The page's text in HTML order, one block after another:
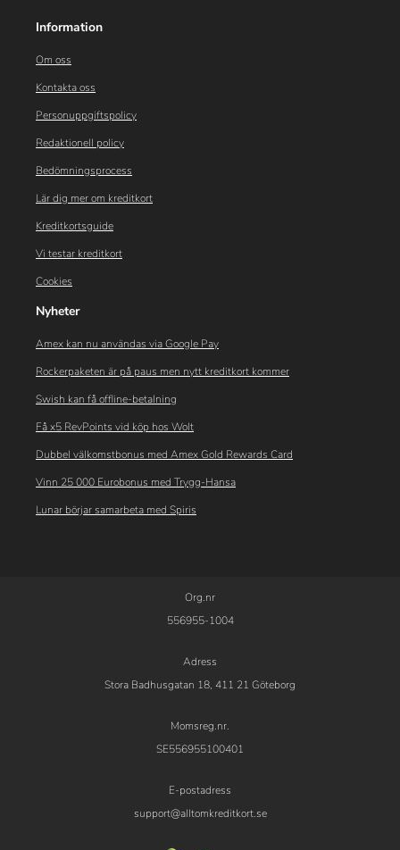
Information
Om oss
Kontakta oss
Personuppgiftspolicy
Redaktionell policy
Bedömningsprocess
Lär dig mer om kreditkort
Kreditkortsguide
Vi testar kreditkort
Cookies
Nyheter
Amex kan nu användas via Google Pay
Rockerpaketen är på paus men nytt kreditkort kommer
Swish kan få offline-betalning
Få x5 RevPoints vid köp hos Wolt
Dubbel välkomstbonus med Amex Gold Rewards Card
Vinn 25 000 Eurobonus med Trygg-Hansa
Lunar börjar samarbeta med Spiris
Org.nr
556955-1004
Adress
Stora Badhusgatan 18, 411 21 Göteborg
Momsreg.nr.
SE556955100401
E-postadress
support@alltomkreditkort.se